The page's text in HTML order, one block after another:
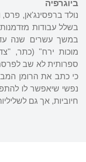
ביוגרפיה
נולד ברפסינג'אן,
בשלל עבודות
במשך עשרים שנה
כי כתב את הרומן
נפשי שיאפשר לו
חיוביות, אך גם